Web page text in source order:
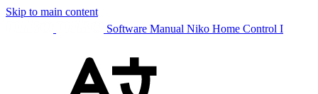
Skip to main content
Software Manual Niko Home Control I